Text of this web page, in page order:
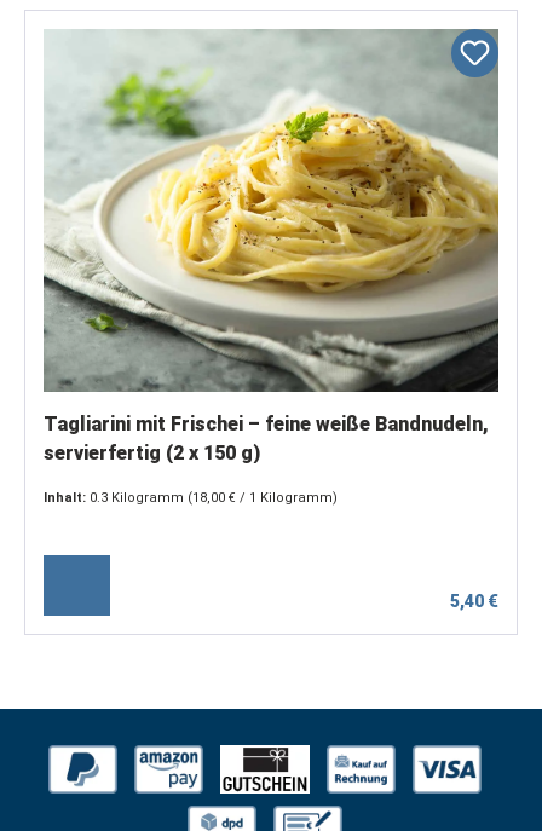
Tagliarini mit Frischei – feine weiße Bandnudeln,
servierfertig (2 x 150 g)
Inhalt: 0.3 Kilogramm (18,00 € / 1 Kilogramm)
5,40 €